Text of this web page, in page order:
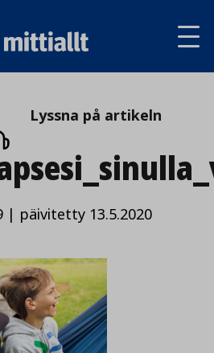
LyssnaLyssna på artikeln
| päivitetty 13.5.2020